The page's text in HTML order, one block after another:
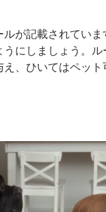
が記載されてい
にしましょう。
、ひいてはペッ